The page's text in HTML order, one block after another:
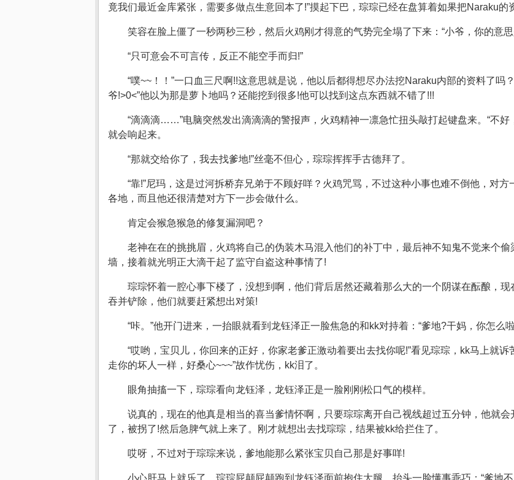
竟我们最近金库紧张，需要多做点生意回本了!”摸起下巴，琮琮已经在盘算着如果把Naraku
笑容在脸上僵了一秒两秒三秒，然后火鸡刚才得意的气势完全塌了下来：“小爷，你的意
“只可意会不可言传，反正不能空手而归!”
“噗~~！！”一口血三尺啊!!这意思就是说，他以后都得想尽办法挖Naraku内部的资料了吗
爷!>0<”他以为那是萝卜地吗？还能挖到很多!他可以找到这点东西就不错了!!!
“滴滴滴……”电脑突然发出滴滴滴的警报声，火鸡精神一凛急忙扭头敲打起键盘来。“不
就会响起来。
“那就交给你了，我去找爹地!”丝毫不但心，琮琮挥挥手古德拜了。
“靠!”尼玛，这是过河拆桥弃兄弟于不顾好咩？火鸡咒骂，不过这种小事也难不倒他，对
各地，而且他还很清楚对方下一步会做什么。
肯定会猴急猴急的修复漏洞吧？
老神在在的挑挑眉，火鸡将自己的伪装木马混入他们的补丁中，最后神不知鬼不觉来个
墙，接着就光明正大滴干起了监守自盗这种事情了!
琮琮怀着一腔心事下楼了，没想到啊，他们背后居然还藏着那么大的一个阴谋在酝酿，
吞并铲除，他们就要赶紧想出对策!
“咔。”他开门进来，一抬眼就看到龙钰泽正一脸焦急的和kk对持着：“爹地?干妈，你怎么
“哎哟，宝贝儿，你回来的正好，你家老爹正激动着要出去找你呢!”看见琮琮，kk马上就
走你的坏人一样，好桑心~~~”故作忧伤，kk泪了。
眼角抽搐一下，琮琮看向龙钰泽，龙钰泽正是一脸刚刚松口气的模样。
说真的，现在的他真是相当的喜当爹情怀啊，只要琮琮离开自己视线超过五分钟，他就
了，被拐了!然后急脾气就上来了。刚才就想出去找琮琮，结果被kk给拦住了。
哎呀，不过对于琮琮来说，爹地能那么紧张宝贝自己那是好事咩!
小心肝马上就乐了，琮琮屁颠屁颠跑到龙钰泽面前抱住大腿，抬头一脸懂事乖巧：“爹地